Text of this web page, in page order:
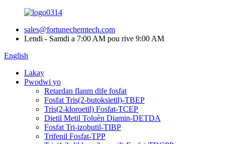
sales@fortunechemtech.com
Lendi - Samdi a 7:00 AM pou rive 9:00 AM
English
Lakay
Pwodwi yo
Retardan flanm dife fosfat
Fosfat Tris(2-butoksietil)-TBEP
Tris(2-kloroetil) Fosfat-TCEP
Dietil Metil Toluèn Diamin-DETDA
Fosfat Tri-izobutil-TIBP
Trifenil Fosfat-TPP